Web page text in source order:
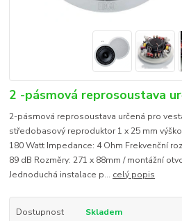
2 -pásmová reprosoustava
2-pásmová reprosoustava určená pro
středobasový reproduktor 1 x 25 mm
180 Watt Impedance: 4 Ohm Frekvenční
89 dB Rozměry: 271 x 88mm / montážní
Jednoduchá instalace p... celý popis
Dostupnost
Skladem